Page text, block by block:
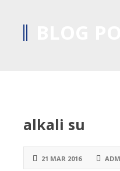
alkali su
21 MAR 2016